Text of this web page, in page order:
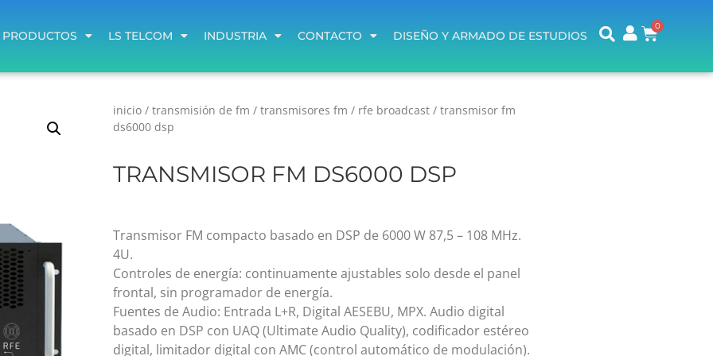
PRODUCTOS LS TELCOM INDUSTRIA CONTACTO DISEÑO Y ARMADO DE ESTUDIOS
PRODUCTOS LS TELCOM INDUSTRIA CONTACTO DISEÑO Y ARMADO DE ESTUDIOS
inicio / transmisión de fm / transmisores fm / rfe broadcast / transmisor fm
ds6000 dsp
TRANSMISOR FM DS6000 DSP
Transmisor FM compacto basado en DSP de 6000 W 87,5 – 108 MHz.
4U.
Controles de energía: continuamente ajustables solo desde el panel
frontal, sin programador de energía.
Fuentes de Audio: Entrada L+R, Digital AESEBU, MPX. Audio digital
basado en DSP con UAQ (Ultimate Audio Quality), codificador estéreo
digital, limitador digital con AMC (control automático de modulación).